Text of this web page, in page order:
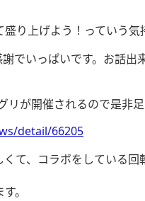
り上げよう！っていう気
でいっぱいです。お話
が開催されるので是非
detail/66205
て、コラボをしている回
。